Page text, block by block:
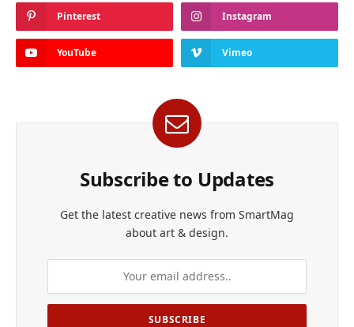
Pinterest Instagram
YouTube Vimeo
Subscribe to Updates
Get the latest creative news from SmartMag
about art & design.